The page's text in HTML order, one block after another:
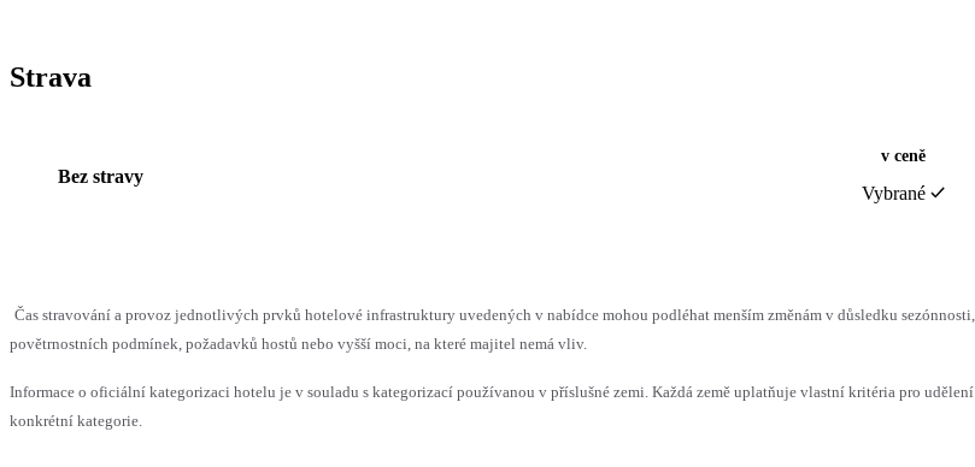
Strava
Bez stravy
v ceně
Vybrané
Čas stravování a provoz jednotlivých prvků hotelové infrastruktury uvedených v nabídce mohou podléhat menším změnám v důsledku sezónnosti,
povětrnostních podmínek, požadavků hostů nebo vyšší moci, na které majitel nemá vliv.
Informace o oficiální kategorizaci hotelu je v souladu s kategorizací používanou v příslušné zemi. Každá země uplatňuje vlastní kritéria pro udělení
konkrétní kategorie.